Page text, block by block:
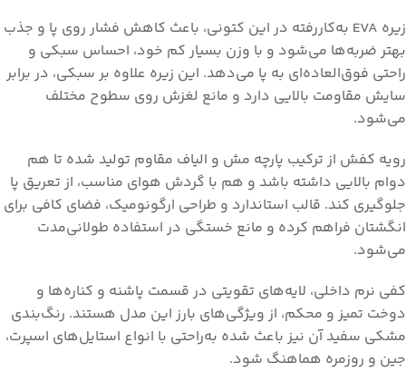
زیره EVA به‌کاررفته در این کتونی، باعث کاهش فشار روی پا و جذب
بهتر ضربه‌ها می‌شود و با وزن بسیار کم خود، احساس سبکی و
راحتی فوق‌العاده‌ای به پا می‌دهد. این زیره علاوه بر سبکی، در برابر
سایش مقاومت بالایی دارد و مانع لغزش روی سطوح مختلف
می‌شود.
رویه کفش از ترکیب پارچه مش و الیاف مقاوم تولید شده تا هم
دوام بالایی داشته باشد و هم با گردش هوای مناسب، از تعریق پا
جلوگیری کند. قالب استاندارد و طراحی ارگونومیک، فضای کافی برای
انگشتان فراهم کرده و مانع خستگی در استفاده طولانی‌مدت
می‌شود.
کفی نرم داخلی، لایه‌های تقویتی در قسمت پاشنه و کناره‌ها و
دوخت تمیز و محکم، از ویژگی‌های بارز این مدل هستند. رنگ‌بندی
مشکی سفید آن نیز باعث شده به‌راحتی با انواع استایل‌های اسپرت،
جین و روزمره هماهنگ شود.